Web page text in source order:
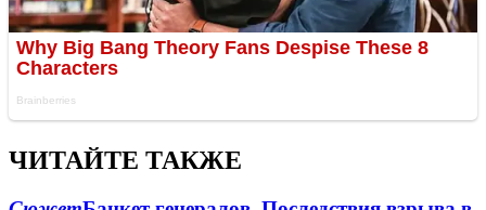
ЧИТАЙТЕ ТАКЖЕ